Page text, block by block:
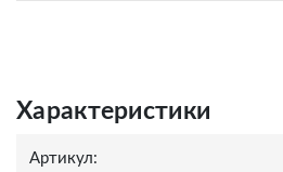
Характеристики
Артикул: